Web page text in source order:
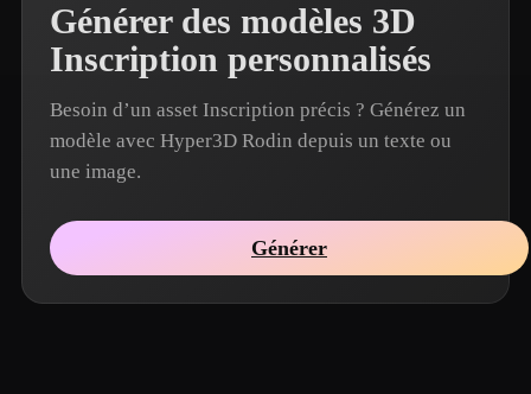
Générer des modèles 3D
Inscription personnalisés
Besoin d’un asset Inscription précis ? Générez un
modèle avec Hyper3D Rodin depuis un texte ou
une image.
Générer